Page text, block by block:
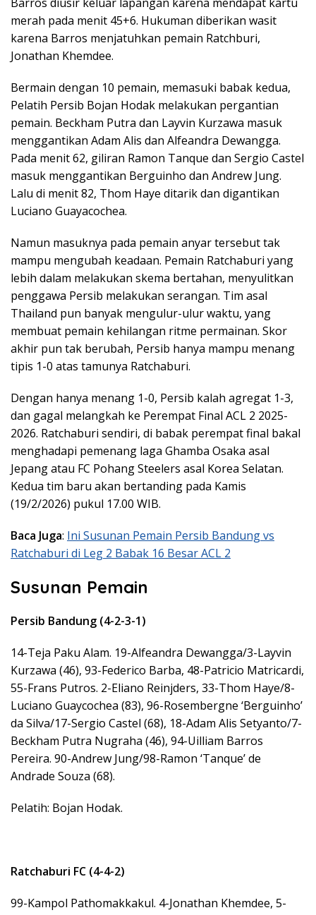
merah pada menit 45+6. Hukuman diberikan wasit
karena Barros menjatuhkan pemain Ratchburi,
Jonathan Khemdee.
Bermain dengan 10 pemain, memasuki babak kedua,
Pelatih Persib Bojan Hodak melakukan pergantian
pemain. Beckham Putra dan Layvin Kurzawa masuk
menggantikan Adam Alis dan Alfeandra Dewangga.
Pada menit 62, giliran Ramon Tanque dan Sergio Castel
masuk menggantikan Berguinho dan Andrew Jung.
Lalu di menit 82, Thom Haye ditarik dan digantikan
Luciano Guayacochea.
Namun masuknya pada pemain anyar tersebut tak
mampu mengubah keadaan. Pemain Ratchaburi yang
lebih dalam melakukan skema bertahan, menyulitkan
penggawa Persib melakukan serangan. Tim asal
Thailand pun banyak mengulur-ulur waktu, yang
membuat pemain kehilangan ritme permainan. Skor
akhir pun tak berubah, Persib hanya mampu menang
tipis 1-0 atas tamunya Ratchaburi.
Dengan hanya menang 1-0, Persib kalah agregat 1-3,
dan gagal melangkah ke Perempat Final ACL 2 2025-
2026. Ratchaburi sendiri, di babak perempat final bakal
menghadapi pemenang laga Ghamba Osaka asal
Jepang atau FC Pohang Steelers asal Korea Selatan.
Kedua tim baru akan bertanding pada Kamis
(19/2/2026) pukul 17.00 WIB.
Baca Juga: Ini Susunan Pemain Persib Bandung vs
Ratchaburi di Leg 2 Babak 16 Besar ACL 2
Susunan Pemain
Persib Bandung (4-2-3-1)
14-Teja Paku Alam. 19-Alfeandra Dewangga/3-Layvin
Kurzawa (46), 93-Federico Barba, 48-Patricio Matricardi,
55-Frans Putros. 2-Eliano Reinjders, 33-Thom Haye/8-
Luciano Guaycochea (83), 96-Rosembergne ‘Berguinho’
da Silva/17-Sergio Castel (68), 18-Adam Alis Setyanto/7-
Beckham Putra Nugraha (46), 94-Uilliam Barros
Pereira. 90-Andrew Jung/98-Ramon ‘Tanque’ de
Andrade Souza (68).
Pelatih: Bojan Hodak.
Ratchaburi FC (4-4-2)
99-Kampol Pathomakkakul. 4-Jonathan Khemdee, 5-